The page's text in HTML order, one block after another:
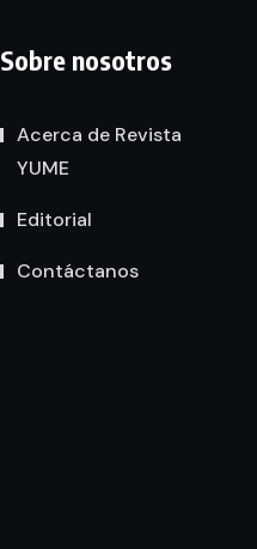
Sobre nosotros
Acerca de Revista
YUME
Editorial
Contáctanos